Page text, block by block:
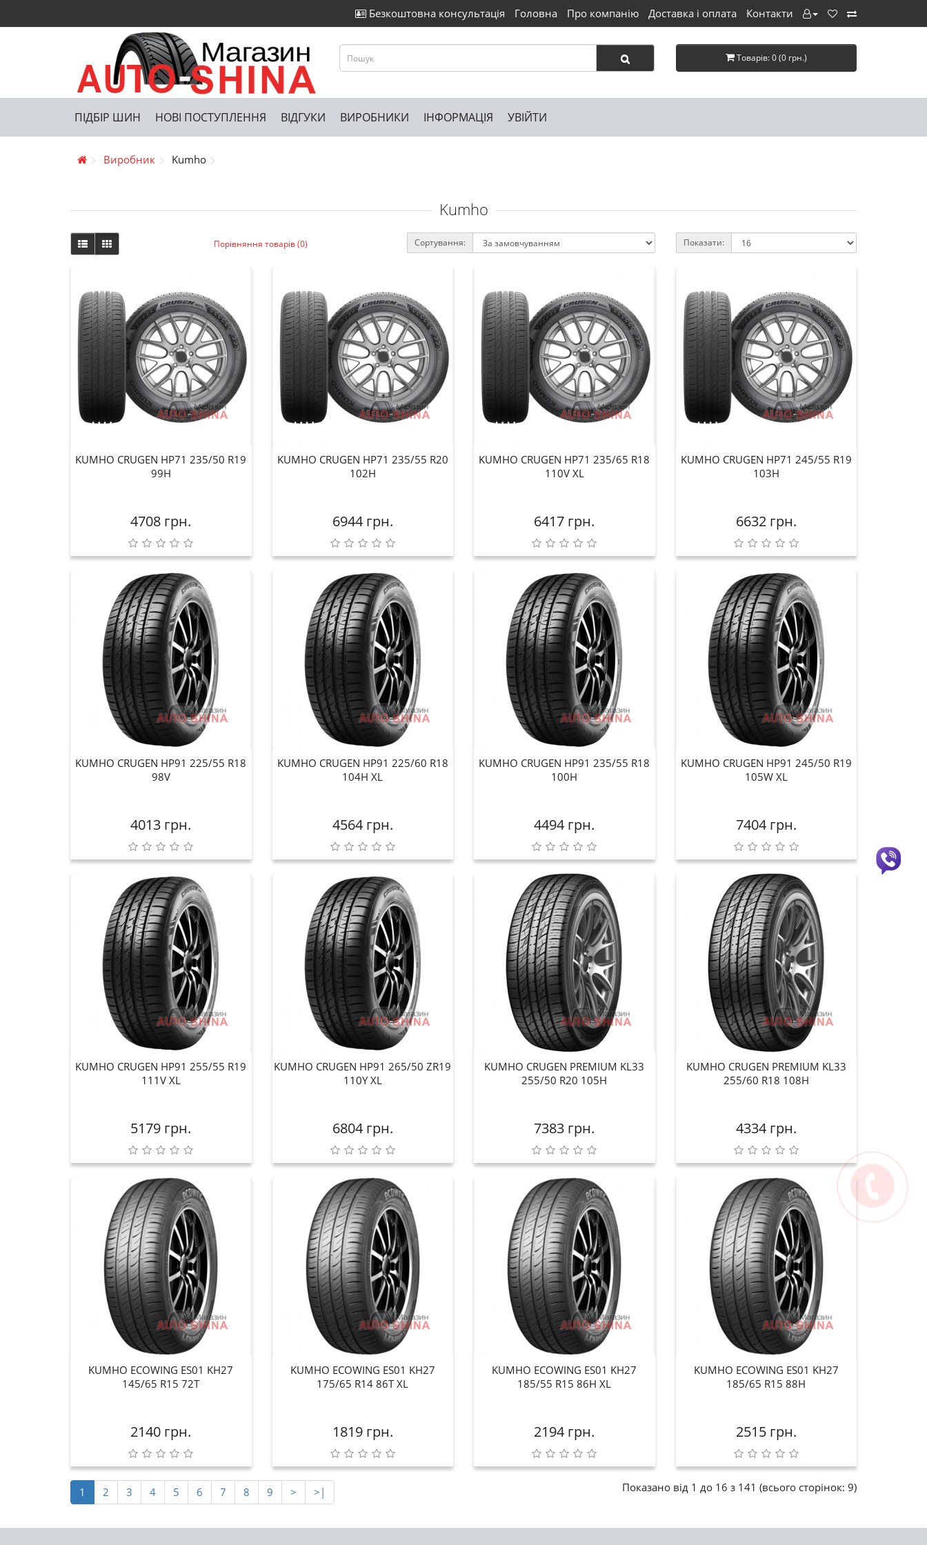
Безкоштовна консультація Головна Про компанію Доставка і оплата Контакти
Товарів: 0 (0 грн.)
ПІДБІР ШИН НОВІ ПОСТУПЛЕННЯ ВІДГУКИ ВИРОБНИКИ ІНФОРМАЦІЯ УВІЙТИ
Виробник Kumho
Kumho
Порівняння товарів (0) Сортування: Показати:
KUMHO CRUGEN HP71 235/50 R19
99H
4708 грн.
KUMHO CRUGEN HP71 235/55 R20
102H
6944 грн.
KUMHO CRUGEN HP71 235/65 R18
110V XL
6417 грн.
KUMHO CRUGEN HP71 245/55 R19
103H
6632 грн.
KUMHO CRUGEN HP91 225/55 R18
98V
4013 грн.
KUMHO CRUGEN HP91 225/60 R18
104H XL
4564 грн.
KUMHO CRUGEN HP91 235/55 R18
100H
4494 грн.
KUMHO CRUGEN HP91 245/50 R19
105W XL
7404 грн.
KUMHO CRUGEN HP91 255/55 R19
111V XL
5179 грн.
KUMHO CRUGEN HP91 265/50 ZR19
110Y XL
6804 грн.
KUMHO CRUGEN PREMIUM KL33
255/50 R20 105H
7383 грн.
KUMHO CRUGEN PREMIUM KL33
255/60 R18 108H
4334 грн.
KUMHO ECOWING ES01 KH27
145/65 R15 72T
2140 грн.
KUMHO ECOWING ES01 KH27
175/65 R14 86T XL
1819 грн.
KUMHO ECOWING ES01 KH27
185/55 R15 86H XL
2194 грн.
KUMHO ECOWING ES01 KH27
185/65 R15 88H
2515 грн.
1 2 3 4 5 6 7 8 9 > >| Показано від 1 до 16 з 141 (всього сторінок: 9)